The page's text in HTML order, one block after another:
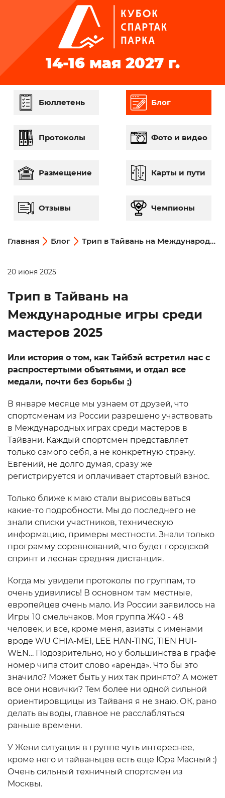
14-16 мая 2027 г.
Бюллетень Блог
Протоколы Фото и видео
Размещение Карты и пути
Отзывы Чемпионы
Главная Блог Трип в Тайвань на Международные игры среди мастеров 2025
20 июня 2025
Трип в Тайвань на
Международные игры среди
мастеров 2025
Или история о том, как Тайбэй встретил нас с
распростертыми объятьями, и отдал все
медали, почти без борьбы ;)
В январе месяце мы узнаем от друзей, что
спортсменам из России разрешено участвовать
в Международных играх среди мастеров в
Тайвани. Каждый спортсмен представляет
только самого себя, а не конкретную страну.
Евгений, не долго думая, сразу же
регистрируется и оплачивает стартовый взнос.
Только ближе к маю стали вырисовываться
какие-то подробности. Мы до последнего не
знали списки участников, техническую
информацию, примеры местности. Знали только
программу соревнований, что будет городской
спринт и лесная средняя дистанция.
Когда мы увидели протоколы по группам, то
очень удивились! В основном там местные,
европейцев очень мало. Из России заявилось на
Игры 10 смельчаков. Моя группа Ж40 - 48
человек, и все, кроме меня, азиаты с именами
вроде WU CHIA-MEI, LEE HAN-TING, TIEN HUI-
WEN… Подозрительно, но у большинства в графе
номер чипа стоит слово «аренда». Что бы это
значило? Может быть у них так принято? А может
все они новички? Тем более ни одной сильной
ориентировщицы из Тайваня я не знаю. ОК, рано
делать выводы, главное не расслабляться
раньше времени.
У Жени ситуация в группе чуть интереснее,
кроме него и тайваньцев есть еще Юра Масный :)
Очень сильный техничный спортсмен из
Москвы.